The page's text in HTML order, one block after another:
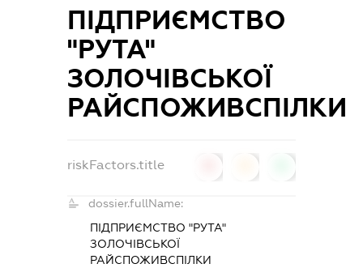
ПІДПРИЄМСТВО
"РУТА"
ЗОЛОЧІВСЬКОЇ
РАЙСПОЖИВСПІЛКИ
riskFactors.title
dossier.fullName:
ПІДПРИЄМСТВО "РУТА"
ЗОЛОЧІВСЬКОЇ
РАЙСПОЖИВСПІЛКИ